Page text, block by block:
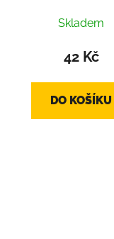
Skladem
42 Kč
DO KOŠÍKU